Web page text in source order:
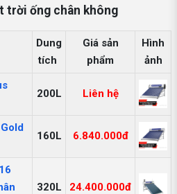
trời ống chân không
Dung
tích
Giá sản
phẩm
Hình
ảnh
200L Liên hệ
160L 6.840.000đ
320L 24.400.000đ